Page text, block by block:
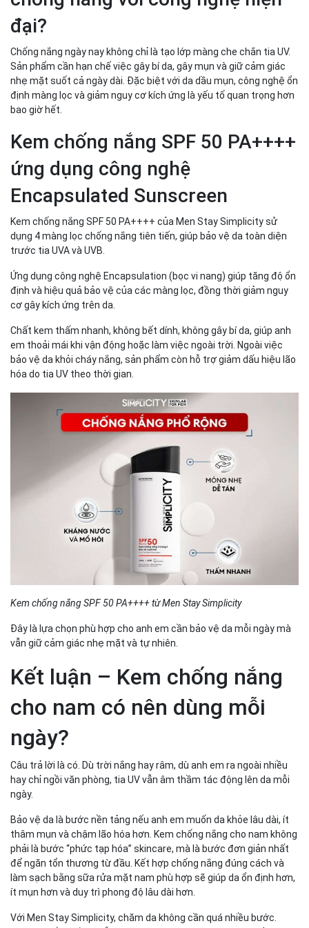
đại?
Chống nắng ngày nay không chỉ là tạo lớp màng che chắn tia UV.
Sản phẩm cần hạn chế việc gây bí da, gây mụn và giữ cảm giác
nhẹ mặt suốt cả ngày dài. Đặc biệt với da dầu mụn, công nghệ ổn
định màng lọc và giảm nguy cơ kích ứng là yếu tố quan trọng hơn
bao giờ hết.
Kem chống nắng SPF 50 PA++++
ứng dụng công nghệ
Encapsulated Sunscreen
Kem chống nắng SPF 50 PA++++ của Men Stay Simplicity sử
dụng 4 màng lọc chống nắng tiên tiến, giúp bảo vệ da toàn diện
trước tia UVA và UVB.
Ứng dụng công nghệ Encapsulation (bọc vi nang) giúp tăng độ ổn
định và hiệu quả bảo vệ của các màng lọc, đồng thời giảm nguy
cơ gây kích ứng trên da.
Chất kem thấm nhanh, không bết dính, không gây bí da, giúp anh
em thoải mái khi vận động hoặc làm việc ngoài trời. Ngoài việc
bảo vệ da khỏi cháy nắng, sản phẩm còn hỗ trợ giảm dấu hiệu lão
hóa do tia UV theo thời gian.
Kem chống nắng SPF 50 PA++++ từ Men Stay Simplicity
Đây là lựa chọn phù hợp cho anh em cần bảo vệ da mỗi ngày mà
vẫn giữ cảm giác nhẹ mặt và tự nhiên.
Kết luận – Kem chống nắng
cho nam có nên dùng mỗi
ngày?
Câu trả lời là có. Dù trời nắng hay râm, dù anh em ra ngoài nhiều
hay chỉ ngồi văn phòng, tia UV vẫn âm thầm tác động lên da mỗi
ngày.
Bảo vệ da là bước nền tảng nếu anh em muốn da khỏe lâu dài, ít
thâm mụn và chậm lão hóa hơn. Kem chống nắng cho nam không
phải là bước “phức tạp hóa” skincare, mà là bước đơn giản nhất
để ngăn tổn thương từ đầu. Kết hợp chống nắng đúng cách và
làm sạch bằng sữa rửa mặt nam phù hợp sẽ giúp da ổn định hơn,
ít mụn hơn và duy trì phong độ lâu dài hơn.
Với Men Stay Simplicity, chăm da không cần quá nhiều bước.